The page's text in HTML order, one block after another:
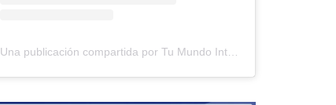
Una publicación compartida por Tu Mundo Inter (@tumundointer)